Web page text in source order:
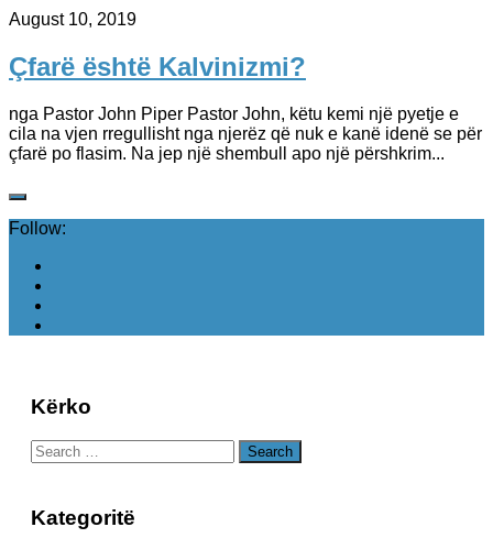
August 10, 2019
Çfarë është Kalvinizmi?
nga Pastor John Piper Pastor John, këtu kemi një pyetje e
cila na vjen rregullisht nga njerëz që nuk e kanë idenë se për
çfarë po flasim. Na jep një shembull apo një përshkrim...
Follow:
Kërko
Search
for:
Kategoritë